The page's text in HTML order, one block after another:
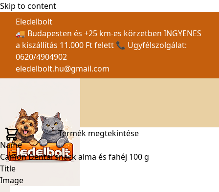
Skip to content
Eledelbolt
🚚 Budapesten és +25 km-es körzetben INGYENES
a kiszállítás 11.000 Ft felett 📞 Ügyfélszolgálat:
0620/4904902
eledelbolt.hu@gmail.com
Termék megtekintése
Name
Camon Dental snack alma és fahéj 100 g
Title
Image